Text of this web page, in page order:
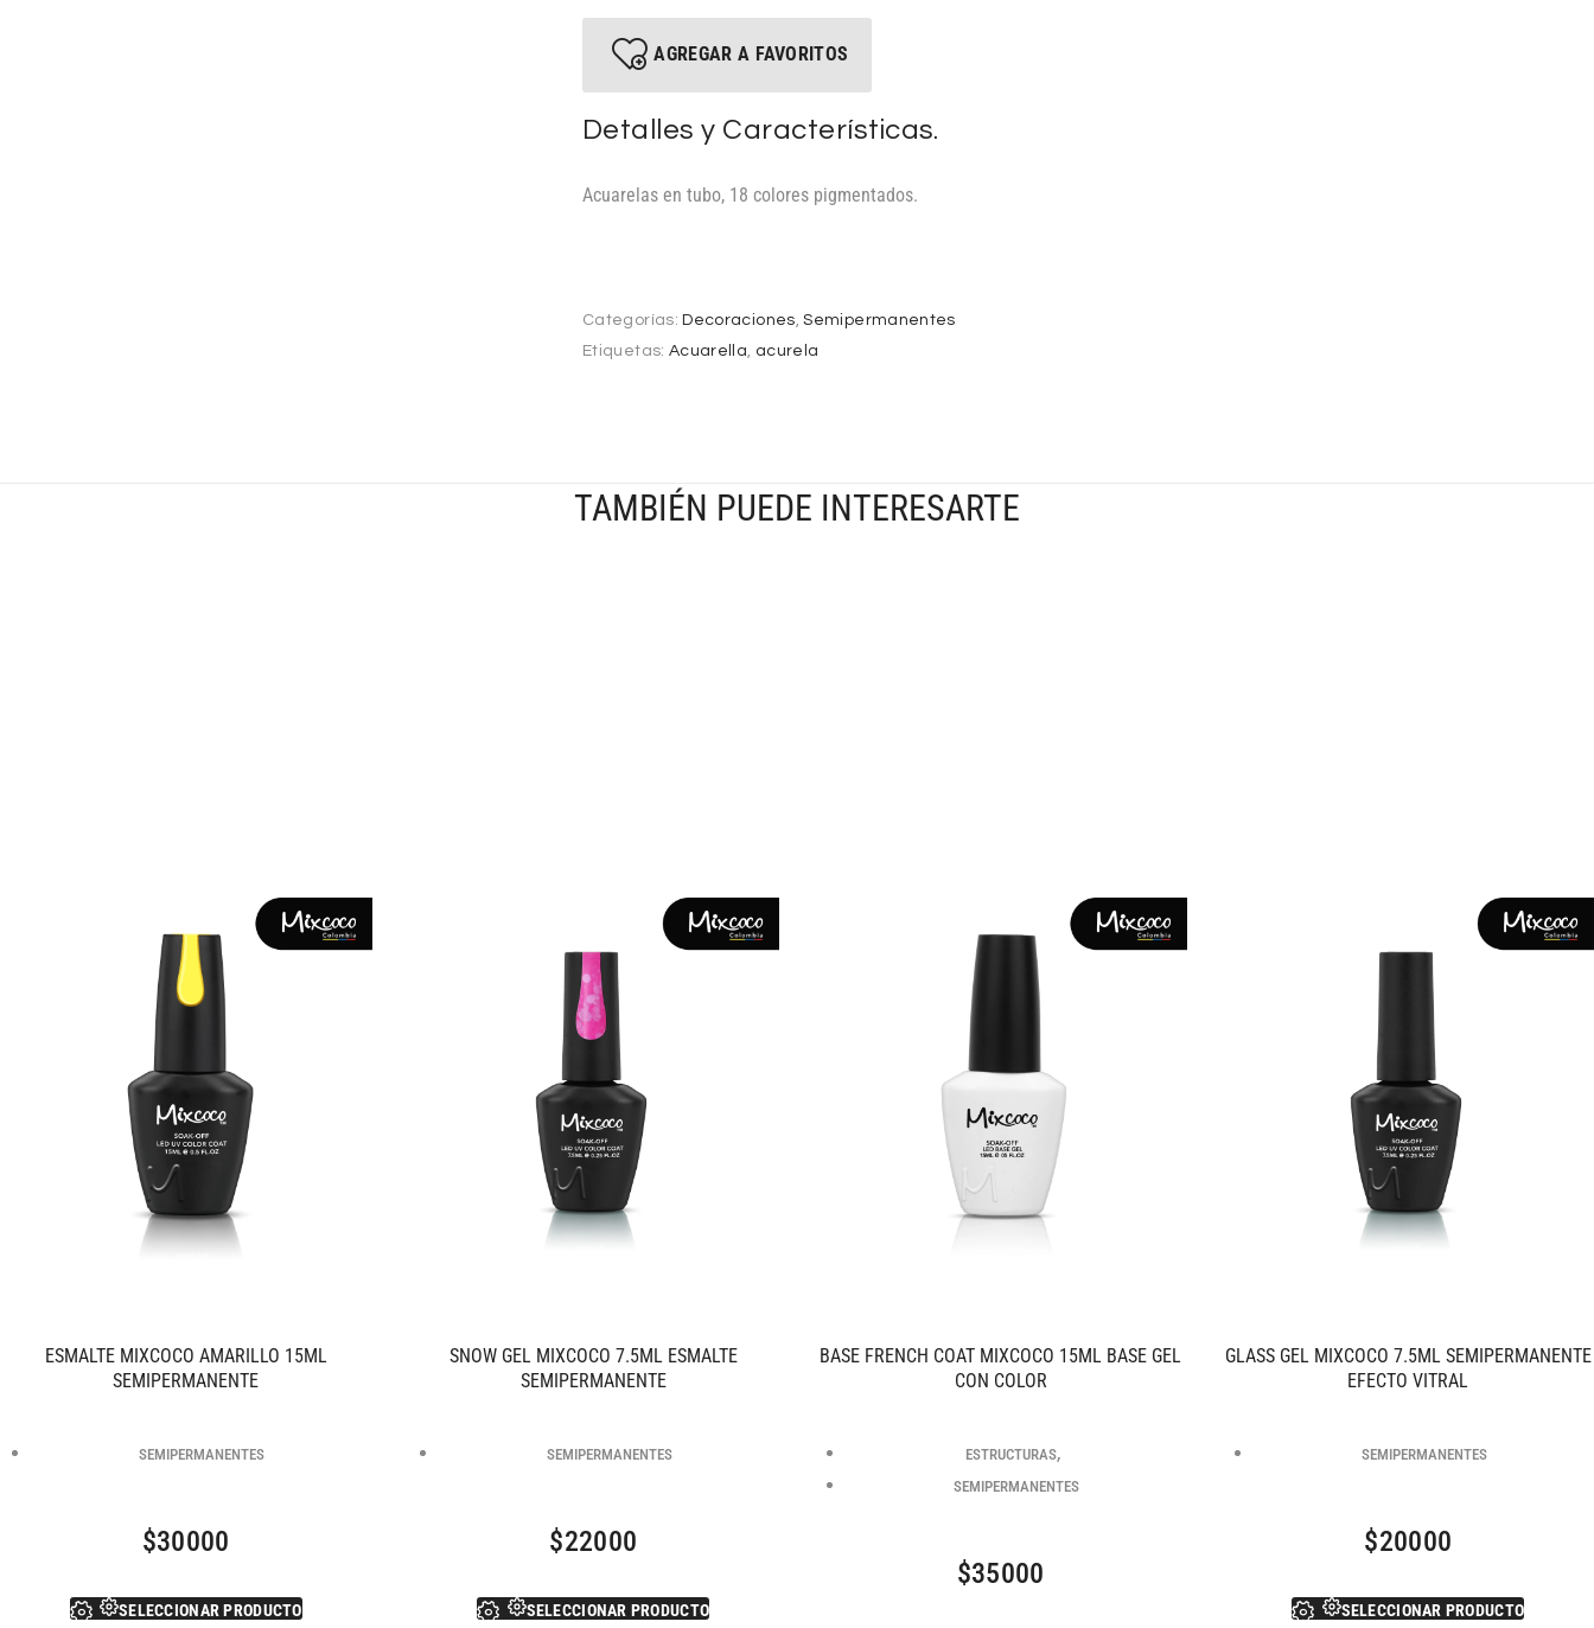
AGREGAR A FAVORITOS
Detalles y Características.
Acuarelas en tubo, 18 colores pigmentados.
Categorías:Decoraciones,Semipermanentes
Etiquetas: Acuarella, acurela
TAMBIÉN PUEDE INTERESARTE
ESMALTE MIXCOCO AMARILLO 15ML
SEMIPERMANENTE
SEMIPERMANENTES
$30000
SELECCIONAR PRODUCTO
SNOW GEL MIXCOCO 7.5ML ESMALTE
SEMIPERMANENTE
SEMIPERMANENTES
$22000
SELECCIONAR PRODUCTO
BASE FRENCH COAT MIXCOCO 15ML BASE GEL
CON COLOR
ESTRUCTURAS,
SEMIPERMANENTES
$35000
GLASS GEL MIXCOCO 7.5ML SEMIPERMANENTE
EFECTO VITRAL
SEMIPERMANENTES
$20000
SELECCIONAR PRODUCTO